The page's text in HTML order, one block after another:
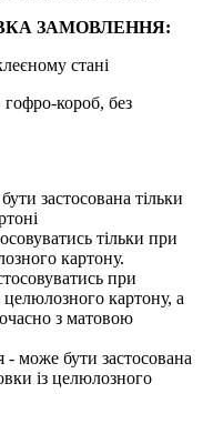
ЗАМОВЛЕННЯ:
стані
короб, без
застосована тільки
тільки при
картону.
при
целюлозного картону, а
з матовою
- може бути застосована
із целюлозного